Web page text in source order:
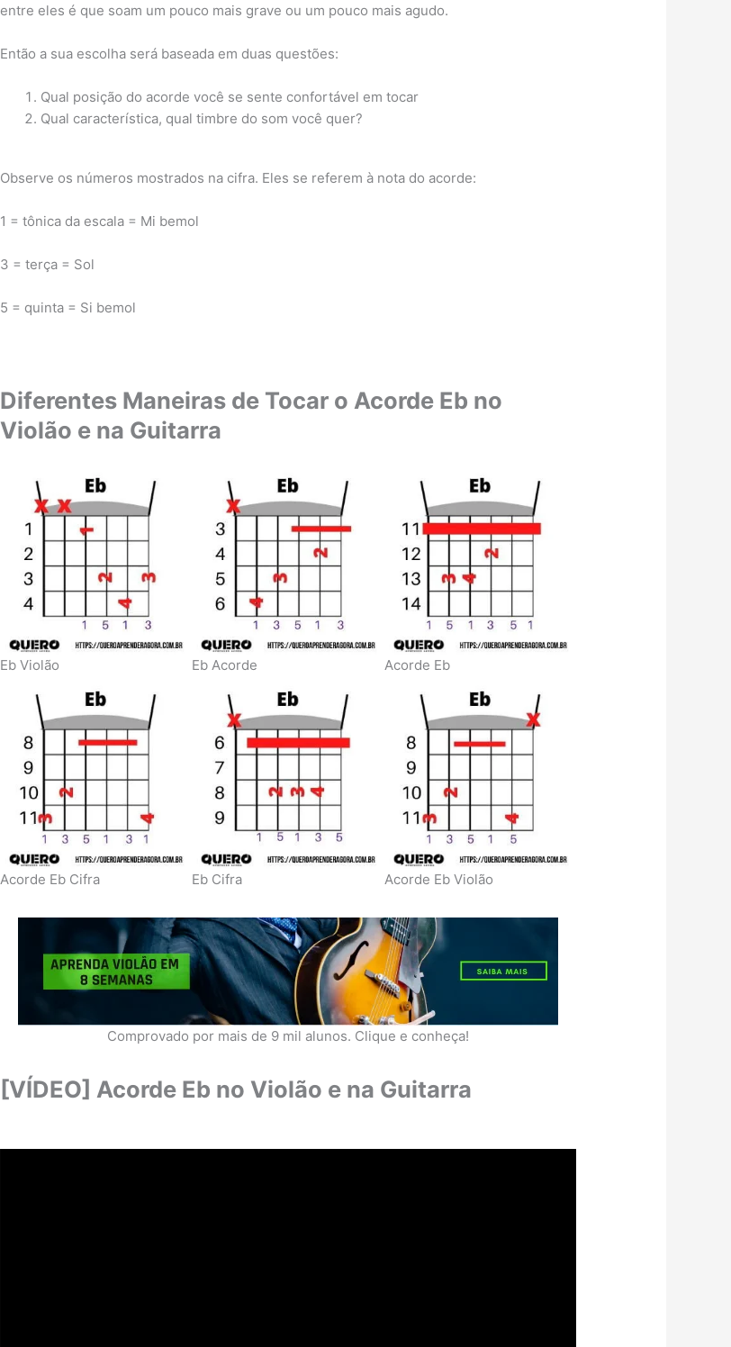
entre eles é que soam um pouco mais grave ou um pouco mais agudo.
Então a sua escolha será baseada em duas questões:
Qual posição do acorde você se sente confortável em tocar
Qual característica, qual timbre do som você quer?
Observe os números mostrados na cifra. Eles se referem à nota do acorde:
1 = tônica da escala = Mi bemol
3 = terça = Sol
5 = quinta = Si bemol
Diferentes Maneiras de Tocar o Acorde Eb no
Violão e na Guitarra
Eb Violão
Acorde Eb Cifra
Eb Acorde
Eb Cifra
Acorde Eb
Acorde Eb Violão
Comprovado por mais de 9 mil alunos. Clique e conheça!
[VÍDEO] Acorde Eb no Violão e na Guitarra